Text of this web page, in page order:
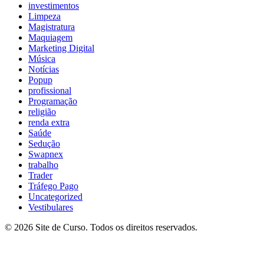
investimentos
Limpeza
Magistratura
Maquiagem
Marketing Digital
Música
Notícias
Popup
profissional
Programação
religião
renda extra
Saúde
Sedução
Swapnex
trabalho
Trader
Tráfego Pago
Uncategorized
Vestibulares
© 2026 Site de Curso. Todos os direitos reservados.